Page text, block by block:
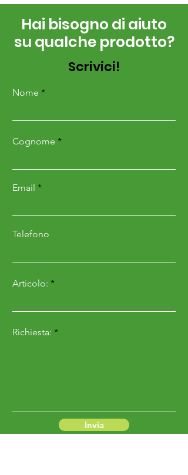
Hai bisogno di aiuto
su qualche prodotto?
Scrivici!
Nome
Cognome
Email
Telefono
Articolo:
Richiesta:
Invia